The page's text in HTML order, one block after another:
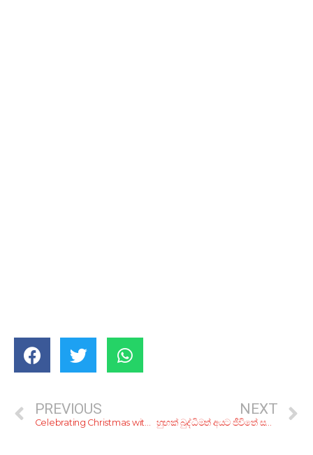
PREVIOUS
Celebrating Christmas with an Authentic Italian Dining Experience
NEXT
හුඟක් බුද්ධිමත් අයට ජීවිතේ සතුට ඈතයි ලු. දන්නවද ඒකට හේතු?